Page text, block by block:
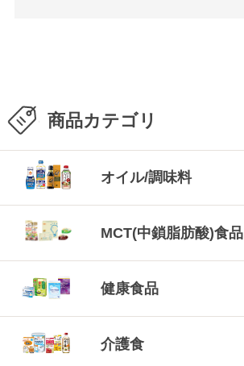
商品カテゴリ
オイル/調味料
MCT(中鎖脂肪酸)食品
健康食品
介護食